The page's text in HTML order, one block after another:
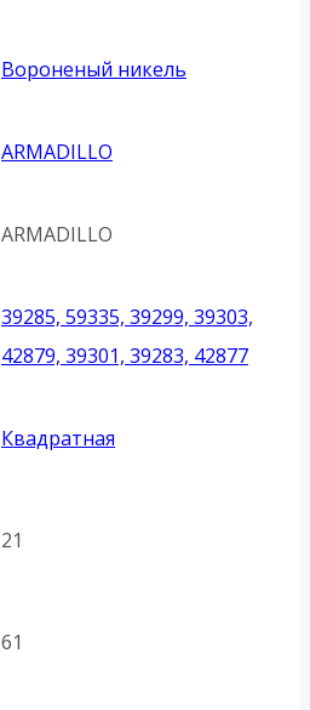
Вороненый никель
ARMADILLO
ARMADILLO
39285, 59335, 39299, 39303,
42879, 39301, 39283, 42877
Квадратная
21
61